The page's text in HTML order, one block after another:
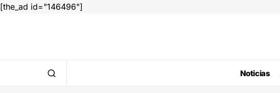
[the_ad id="146496"]
Noticias